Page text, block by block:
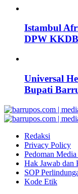
Istambul
DPW
Universal
Bupati
Redaksi
Privacy Policy
Pedoman
Hak Jawab dan
SOP
Kode Etik